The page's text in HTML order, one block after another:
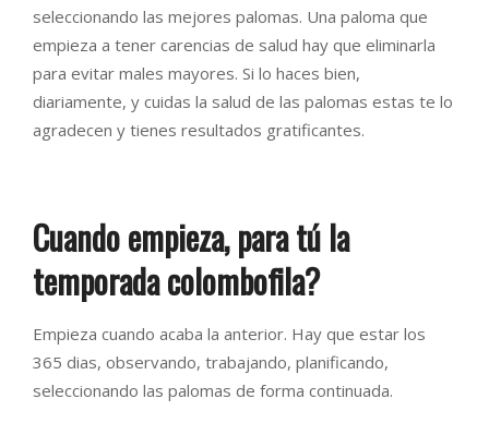
seleccionando las mejores palomas. Una paloma que
empieza a tener carencias de salud hay que eliminarla
para evitar males mayores. Si lo haces bien,
diariamente, y cuidas la salud de las palomas estas te lo
agradecen y tienes resultados gratificantes.
Cuando empieza, para tú la
temporada colombofila?
Empieza cuando acaba la anterior. Hay que estar los
365 dias, observando, trabajando, planificando,
seleccionando las palomas de forma continuada.